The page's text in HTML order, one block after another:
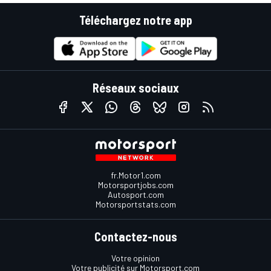
Téléchargez notre app
Réseaux sociaux
fr.Motor1.com
Motorsportjobs.com
Autosport.com
Motorsportstats.com
Contactez-nous
Votre opinion
Votre publicité sur Motorsport.com